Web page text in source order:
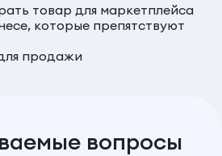
товар для маркетплейса
которые препятствуют
продажи
вопросы